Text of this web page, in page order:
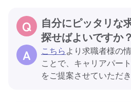
自分にピッタリな
探せばよいですか？
こちらより求職者様の
ことで、キャリアパー
をご提案させていただき